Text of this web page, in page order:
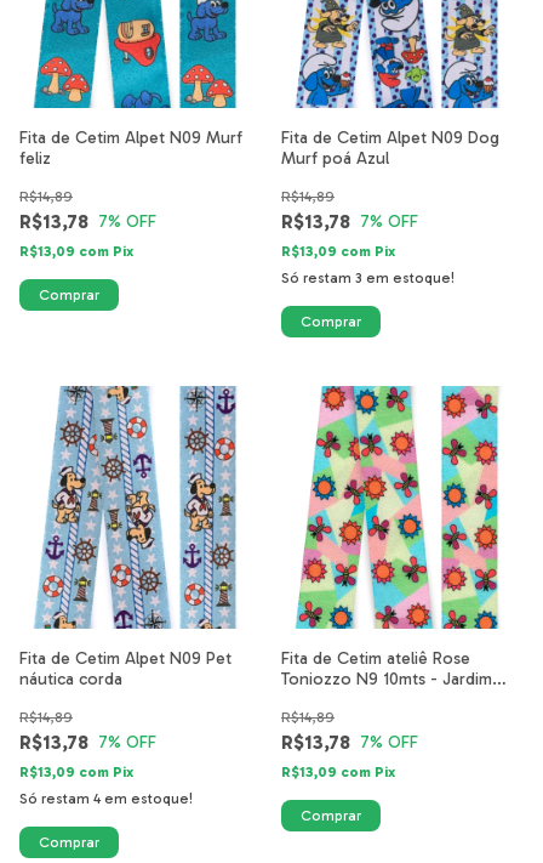
Fita de Cetim Alpet N09 Murf
feliz
R$13,78
R$14,89
7% OFF
R$13,09 com Pix
Fita de Cetim Alpet N09 Dog
Murf poá Azul
R$13,78
R$14,89
7% OFF
R$13,09 com Pix
Só restam 3 em estoque!
Fita de Cetim Alpet N09 Pet
náutica corda
R$13,78
R$14,89
7% OFF
R$13,09 com Pix
Só restam 4em estoque!
Fita de Cetim ateliê Rose
Toniozzo N9 10mts - Jardim
R$13,78
R$14,89
7% OFF
R$13,09 com Pix